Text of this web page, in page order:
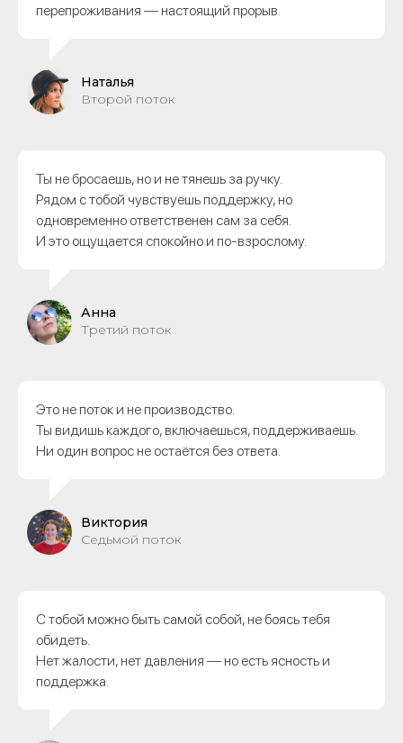
перепроживания — настоящий прорыв.
Наталья
Второй поток
Ты не бросаешь, но и не тянешь за ручку.
Рядом с тобой чувствуешь поддержку, но
одновременно ответственен сам за себя.
И это ощущается спокойно и по-взрослому.
Анна
Третий поток
Это не поток и не производство.
Ты видишь каждого, включаешься, поддерживаешь.
Ни один вопрос не остаётся без ответа.
Виктория
Седьмой поток
С тобой можно быть самой собой, не боясь тебя
обидеть.
Нет жалости, нет давления — но есть ясность и
поддержка.